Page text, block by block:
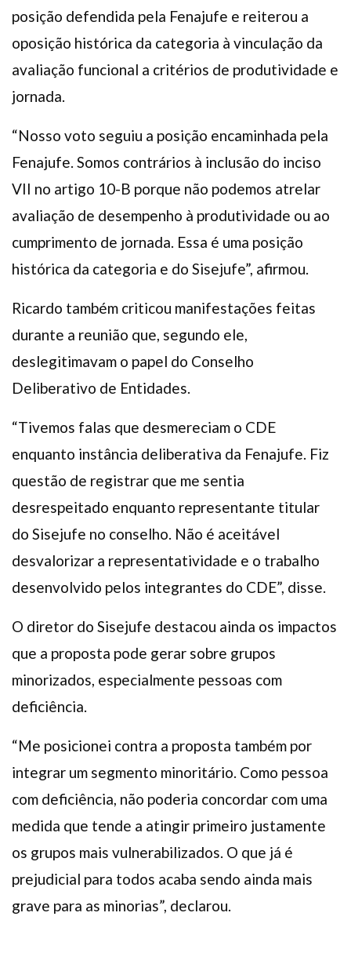
posição defendida pela Fenajufe e reiterou a
oposição histórica da categoria à vinculação da
avaliação funcional a critérios de produtividade e
jornada.
“Nosso voto seguiu a posição encaminhada pela
Fenajufe. Somos contrários à inclusão do inciso
VII no artigo 10-B porque não podemos atrelar
avaliação de desempenho à produtividade ou ao
cumprimento de jornada. Essa é uma posição
histórica da categoria e do Sisejufe”, afirmou.
Ricardo também criticou manifestações feitas
durante a reunião que, segundo ele,
deslegitimavam o papel do Conselho
Deliberativo de Entidades.
“Tivemos falas que desmereciam o CDE
enquanto instância deliberativa da Fenajufe. Fiz
questão de registrar que me sentia
desrespeitado enquanto representante titular
do Sisejufe no conselho. Não é aceitável
desvalorizar a representatividade e o trabalho
desenvolvido pelos integrantes do CDE”, disse.
O diretor do Sisejufe destacou ainda os impactos
que a proposta pode gerar sobre grupos
minorizados, especialmente pessoas com
deficiência.
“Me posicionei contra a proposta também por
integrar um segmento minoritário. Como pessoa
com deficiência, não poderia concordar com uma
medida que tende a atingir primeiro justamente
os grupos mais vulnerabilizados. O que já é
prejudicial para todos acaba sendo ainda mais
grave para as minorias”, declarou.